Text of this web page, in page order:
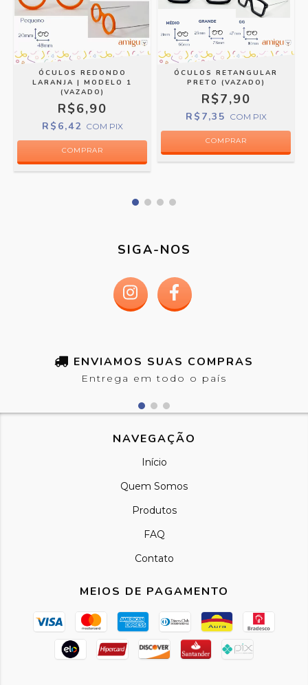
ÓCULOS REDONDO
LARANJA | MODELO 1
(VAZADO)
R$6,90
R$6,42 COM PIX
COMPRAR
ÓCULOS RETANGULAR
PRETO (VAZADO)
R$7,90
R$7,35 COM PIX
COMPRAR
SIGA-NOS
ENVIAMOS SUAS COMPRAS
Entrega em todo o país
NAVEGAÇÃO
Início
Quem Somos
Produtos
FAQ
Contato
MEIOS DE PAGAMENTO